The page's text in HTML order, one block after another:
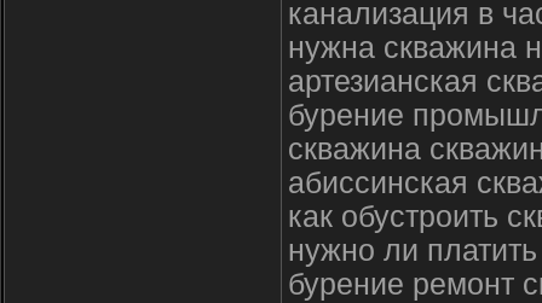
канализация в
нужна скважина
артезианская
бурение
скважина
абиссинская
как обустроить
нужно ли
бурение ремонт